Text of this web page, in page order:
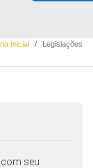
Inicial Legislações
seu